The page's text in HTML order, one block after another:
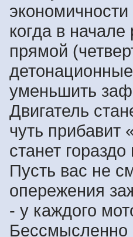
когда в начале
прямой
уменьшить
Двигатель
чуть прибавит
станет
Пусть вас не
опережения
- у каждого
Бессмысленно